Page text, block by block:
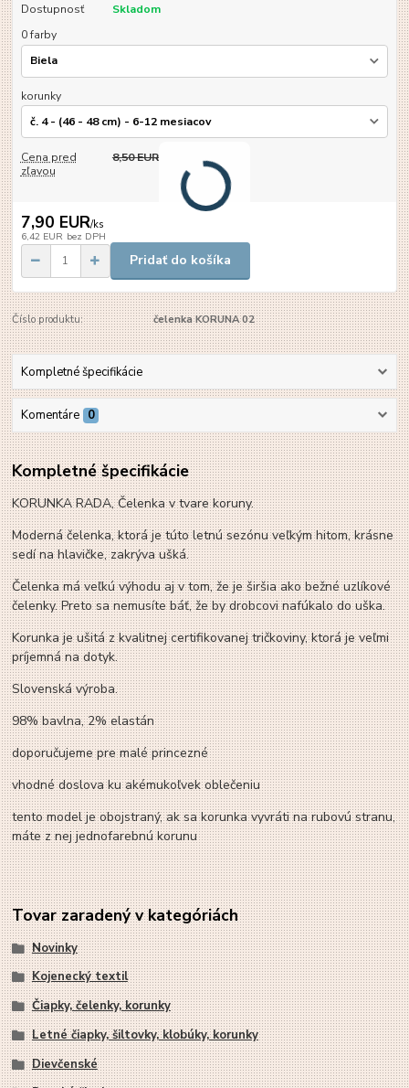
Dostupnosť
Skladom
0 farby
korunky
Cena pred
zľavou
8,50 EUR
7,90 EUR/ks
6,42 EUR bez DPH
Pridať do košíka
Číslo produktu: čelenka KORUNA 02
Kompletné špecifikácie
Komentáre 0
Kompletné špecifikácie
KORUNKA RADA, Čelenka v tvare koruny.
Moderná čelenka, ktorá je túto letnú sezónu veľkým hitom, krásne
sedí na hlavičke, zakrýva ušká.
Čelenka má veľkú výhodu aj v tom, že je širšia ako bežné uzlíkové
čelenky. Preto sa nemusíte báť, že by drobcovi nafúkalo do uška.
Korunka je ušitá z kvalitnej certifikovanej tričkoviny, ktorá je veľmi
príjemná na dotyk.
Slovenská výroba.
98% bavlna, 2% elastán
doporučujeme pre malé princezné
vhodné doslova ku akémukoľvek oblečeniu
tento model je obojstraný, ak sa korunka vyvráti na rubovú stranu,
máte z nej jednofarebnú korunu
Tovar zaradený v kategóriách
Novinky
Kojenecký textil
Čiapky, čelenky, korunky
Letné čiapky, šiltovky, klobúky, korunky
Dievčenské